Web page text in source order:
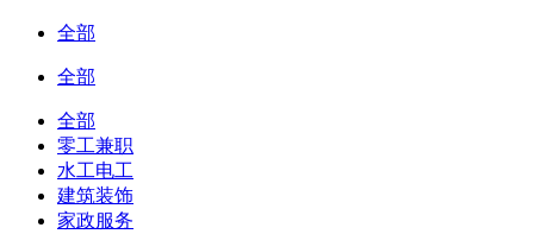
全部
全部
全部
零工兼职
水工电工
建筑装饰
家政服务